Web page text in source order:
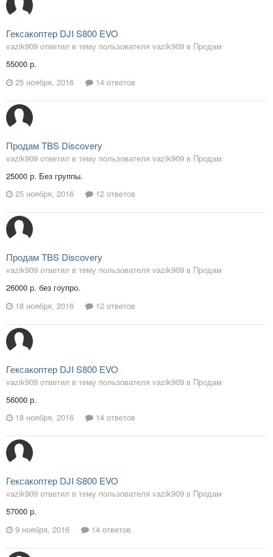
Гексакоптер DJI S800 EVO
vazik909 ответил в тему пользователя vazik909 в Продам
55000 р.
25 ноября, 2016
14 ответов
Продам TBS Discovery
vazik909 ответил в тему пользователя vazik909 в Продам
25000 р. Без группы.
25 ноября, 2016
12 ответов
Продам TBS Discovery
vazik909 ответил в тему пользователя vazik909 в Продам
26000 р. без гоупро.
18 ноября, 2016
12 ответов
Гексакоптер DJI S800 EVO
vazik909 ответил в тему пользователя vazik909 в Продам
56000 р.
18 ноября, 2016
14 ответов
Гексакоптер DJI S800 EVO
vazik909 ответил в тему пользователя vazik909 в Продам
57000 р.
9 ноября, 2016
14 ответов